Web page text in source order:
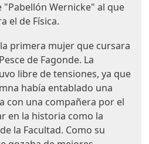
Wernicke" al que
el de Física.
primera mujer que cursara
de Fagonde. La
libre de tensiones, ya que
había entablado una
con una compañera por el
en la historia como la
la Facultad. Como su